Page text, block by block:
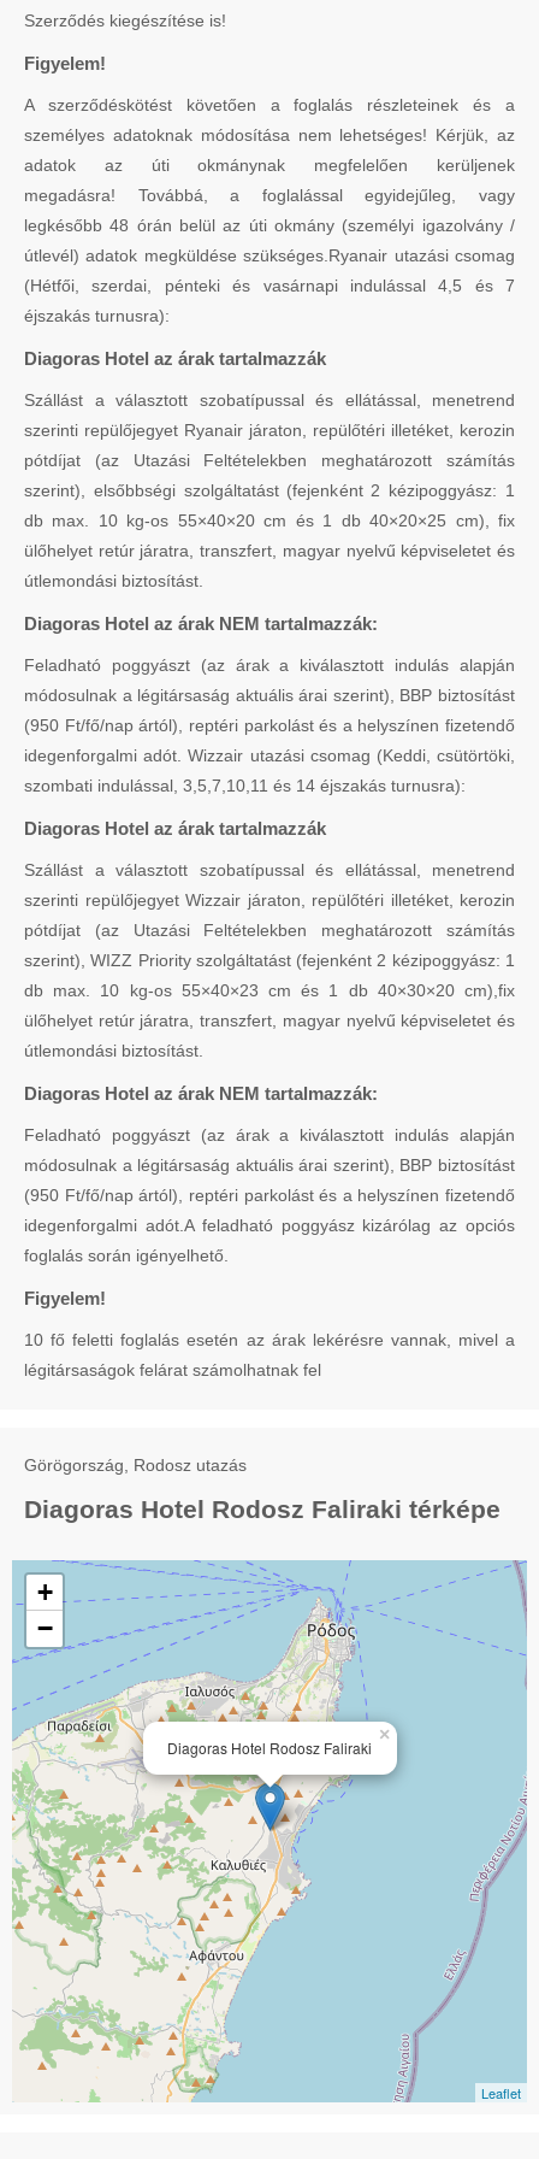
Szerződés kiegészítése is!
Figyelem!
A szerződéskötést követően a foglalás részleteinek és a
személyes adatoknak módosítása nem lehetséges! Kérjük, az
adatok az úti okmánynak megfelelően kerüljenek
megadásra! Továbbá, a foglalással egyidejűleg, vagy
legkésőbb 48 órán belül az úti okmány (személyi igazolvány /
útlevél) adatok megküldése szükséges.Ryanair utazási csomag
(Hétfői, szerdai, pénteki és vasárnapi indulással 4,5 és 7
éjszakás turnusra):
Diagoras Hotel az árak tartalmazzák
Szállást a választott szobatípussal és ellátással, menetrend
szerinti repülőjegyet Ryanair járaton, repülőtéri illetéket, kerozin
pótdíjat (az Utazási Feltételekben meghatározott számítás
szerint), elsőbbségi szolgáltatást (fejenként 2 kézipoggyász: 1
db max. 10 kg-os 55×40×20 cm és 1 db 40×20×25 cm), fix
ülőhelyet retúr járatra, transzfert, magyar nyelvű képviseletet és
útlemondási biztosítást.
Diagoras Hotel az árak NEM tartalmazzák:
Feladható poggyászt (az árak a kiválasztott indulás alapján
módosulnak a légitársaság aktuális árai szerint), BBP biztosítást
(950 Ft/fő/nap ártól), reptéri parkolást és a helyszínen fizetendő
idegenforgalmi adót. Wizzair utazási csomag (Keddi, csütörtöki,
szombati indulással, 3,5,7,10,11 és 14 éjszakás turnusra):
Diagoras Hotel az árak tartalmazzák
Szállást a választott szobatípussal és ellátással, menetrend
szerinti repülőjegyet Wizzair járaton, repülőtéri illetéket, kerozin
pótdíjat (az Utazási Feltételekben meghatározott számítás
szerint), WIZZ Priority szolgáltatást (fejenként 2 kézipoggyász: 1
db max. 10 kg-os 55×40×23 cm és 1 db 40×30×20 cm),fix
ülőhelyet retúr járatra, transzfert, magyar nyelvű képviseletet és
útlemondási biztosítást.
Diagoras Hotel az árak NEM tartalmazzák:
Feladható poggyászt (az árak a kiválasztott indulás alapján
módosulnak a légitársaság aktuális árai szerint), BBP biztosítást
(950 Ft/fő/nap ártól), reptéri parkolást és a helyszínen fizetendő
idegenforgalmi adót.A feladható poggyász kizárólag az opciós
foglalás során igényelhető.
Figyelem!
10 fő feletti foglalás esetén az árak lekérésre vannak, mivel a
légitársaságok felárat számolhatnak fel
Görögország, Rodosz utazás
Diagoras Hotel Rodosz Faliraki térképe
Diagoras Hotel Rodosz Faliraki
×
+
−
Leaflet